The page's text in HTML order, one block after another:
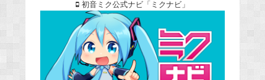
初音ミク公式ナビ「ミクナビ」